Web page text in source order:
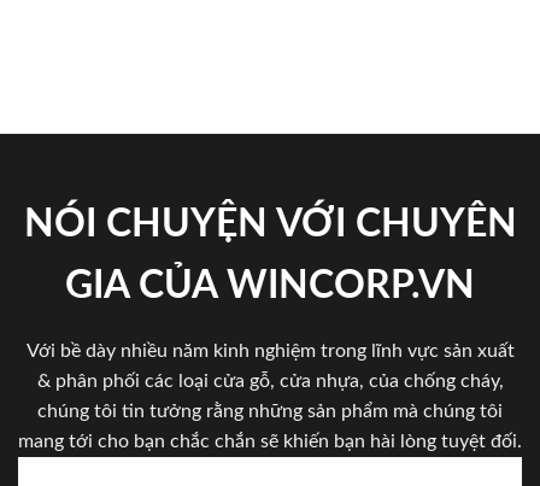
NÓI CHUYỆN VỚI CHUYÊN
GIA CỦA WINCORP.VN
Với bề dày nhiều năm kinh nghiệm trong lĩnh vực sản xuất
& phân phối các loại cửa gỗ, cửa nhựa, của chống cháy,
chúng tôi tin tưởng rằng những sản phẩm mà chúng tôi
mang tới cho bạn chắc chắn sẽ khiến bạn hài lòng tuyệt đối.